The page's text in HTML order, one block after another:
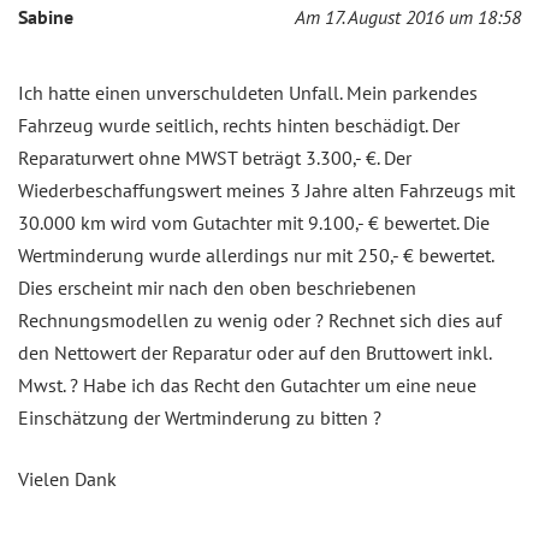
Sabine Am 17. August 2016 um 18:58
Ich hatte einen unverschuldeten Unfall. Mein parkendes
Fahrzeug wurde seitlich, rechts hinten beschädigt. Der
Reparaturwert ohne MWST beträgt 3.300,- €. Der
Wiederbeschaffungswert meines 3 Jahre alten Fahrzeugs mit
30.000 km wird vom Gutachter mit 9.100,- € bewertet. Die
Wertminderung wurde allerdings nur mit 250,- € bewertet.
Dies erscheint mir nach den oben beschriebenen
Rechnungsmodellen zu wenig oder ? Rechnet sich dies auf
den Nettowert der Reparatur oder auf den Bruttowert inkl.
Mwst. ? Habe ich das Recht den Gutachter um eine neue
Einschätzung der Wertminderung zu bitten ?
Vielen Dank